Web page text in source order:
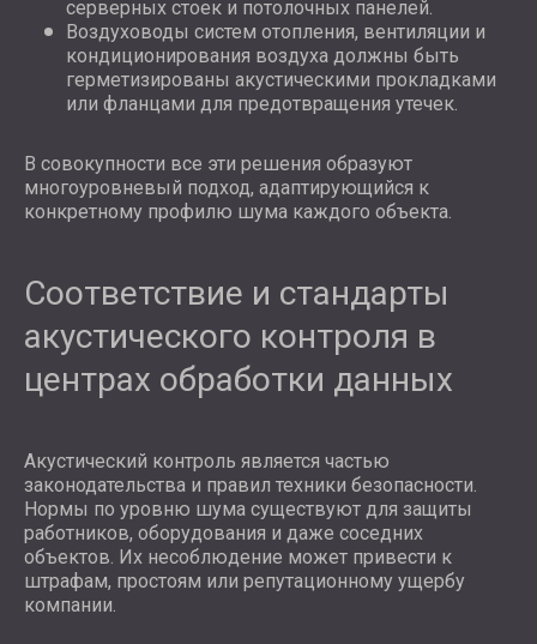
серверных стоек и потолочных панелей.
Воздуховоды систем отопления, вентиляции и
кондиционирования воздуха должны быть
герметизированы акустическими прокладками
или фланцами для предотвращения утечек.
В совокупности все эти решения образуют
многоуровневый подход, адаптирующийся к
конкретному профилю шума каждого объекта.
Соответствие и стандарты
акустического контроля в
центрах обработки данных
Акустический контроль является частью
законодательства и правил техники безопасности.
Нормы по уровню шума существуют для защиты
работников, оборудования и даже соседних
объектов. Их несоблюдение может привести к
штрафам, простоям или репутационному ущербу
компании.